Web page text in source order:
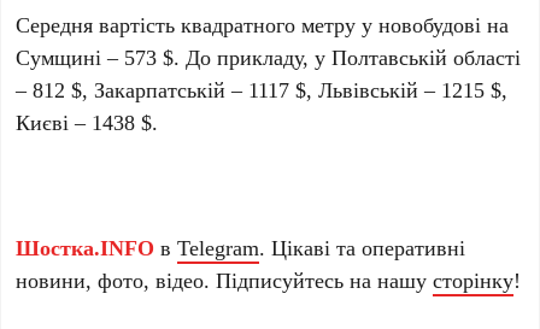
Середня вартість квадратного метру у новобудові на
Сумщині – 573 $. До прикладу, у Полтавській області
– 812 $, Закарпатській – 1117 $, Львівській – 1215 $,
Києві – 1438 $.
Шостка.INFO вTelegram. Цікаві та оперативні
новини, фото, відео. Підписуйтесь на нашусторінку!